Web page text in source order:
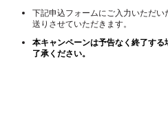
下記申込フォームにご入力いただ
送りさせていただきます。
本キャンペーンは予告なく終了す
了承ください。